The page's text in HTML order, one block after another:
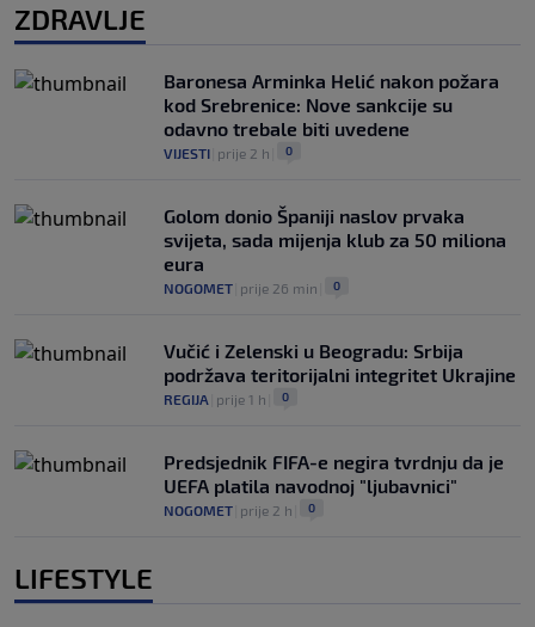
ZDRAVLJE
Baronesa Arminka Helić nakon požara
kod Srebrenice: Nove sankcije su
odavno trebale biti uvedene
VIJESTI prije 2 h 0
Golom donio Španiji naslov prvaka
svijeta, sada mijenja klub za 50 miliona
eura
NOGOMET prije 26 min 0
Vučić i Zelenski u Beogradu: Srbija
podržava teritorijalni integritet Ukrajine
REGIJA prije 1 h 0
Predsjednik FIFA-e negira tvrdnju da je
UEFA platila navodnoj "ljubavnici"
NOGOMET prije 2 h 0
LIFESTYLE